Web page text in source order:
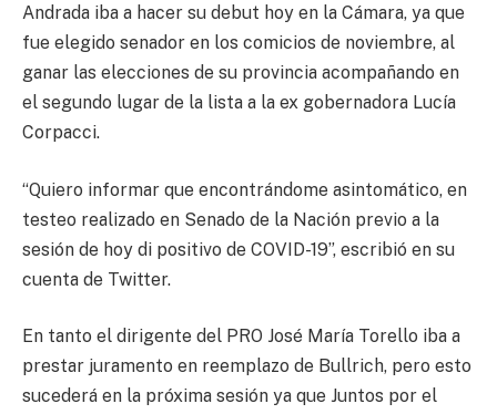
Andrada iba a hacer su debut hoy en la Cámara, ya que
fue elegido senador en los comicios de noviembre, al
ganar las elecciones de su provincia acompañando en
el segundo lugar de la lista a la ex gobernadora Lucía
Corpacci.
“Quiero informar que encontrándome asintomático, en
testeo realizado en Senado de la Nación previo a la
sesión de hoy di positivo de COVID-19”, escribió en su
cuenta de Twitter.
En tanto el dirigente del PRO José María Torello iba a
prestar juramento en reemplazo de Bullrich, pero esto
sucederá en la próxima sesión ya que Juntos por el